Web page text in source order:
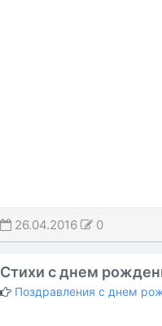
26.04.2016 0
Стихи с днем
Поздравления с днем